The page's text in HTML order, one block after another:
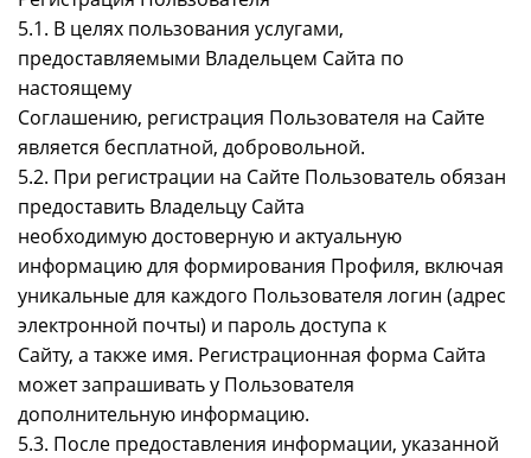
5.1. В целях пользования услугами,
предоставляемыми Владельцем Сайта по
настоящему
Соглашению, регистрация Пользователя на Сайте
является бесплатной, добровольной.
5.2. При регистрации на Сайте Пользователь обязан
предоставить Владельцу Сайта
необходимую достоверную и актуальную
информацию для формирования Профиля, включая
уникальные для каждого Пользователя логин (адрес
электронной почты) и пароль доступа к
Сайту, а также имя. Регистрационная форма Сайта
может запрашивать у Пользователя
дополнительную информацию.
5.3. После предоставления информации, указанной